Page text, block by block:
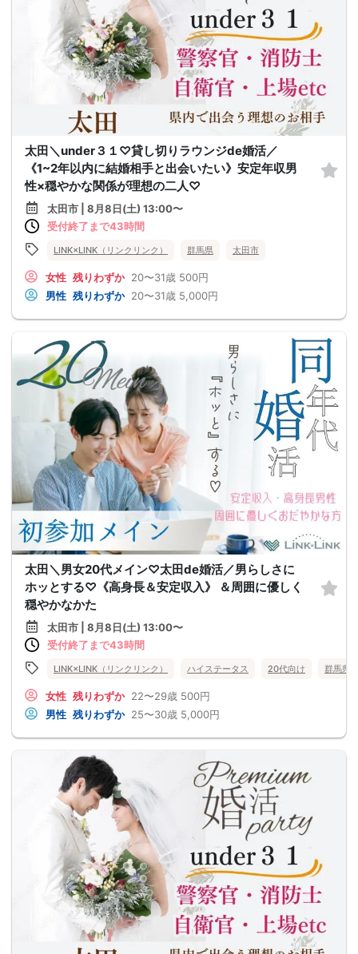
太田＼under３１♡貸し切りラウンジde婚活／
《1~2年以内に結婚相手と出会いたい》安定年収男
性×穏やかな関係が理想の二人♡
太田市 | 8月8日(土) 13:00〜
受付終了まで43時間
LINK×LINK（リンクリンク） 群馬県 太田市
女性 残りわずか 20〜31歳 500円
男性 残りわずか 20〜31歳 5,000円
太田＼男女20代メイン♡太田de婚活／男らしさに
ホッとする♡《高身長＆安定収入》 ＆周囲に優しく
穏やかなかた
太田市 | 8月8日(土) 13:00〜
受付終了まで43時間
LINK×LINK（リンクリンク） ハイステータス 20代向け 群馬県
女性 残りわずか 22〜29歳 500円
男性 残りわずか 25〜30歳 5,000円